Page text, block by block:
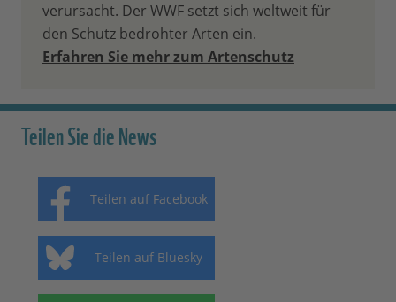
verursacht. Der WWF setzt sich weltweit für
den Schutz bedrohter Arten ein.
Erfahren Sie mehr zum Artenschutz
Teilen Sie die News
Teilen auf Facebook
Teilen auf Bluesky